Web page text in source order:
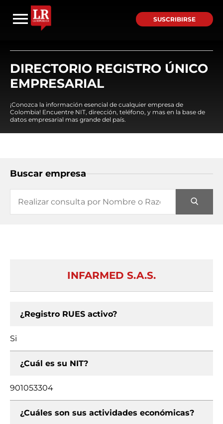
SUSCRIBIRSE
DIRECTORIO REGISTRO ÚNICO
EMPRESARIAL
¡Conozca la información esencial de cualquier empresa de
Colombia! Encuentre NIT, dirección, teléfono, y mas en la base de
datos empresarial mas grande del país.
Buscar empresa
INFARMED S.A.S.
¿Registro RUES activo?
Si
¿Cuál es su NIT?
901053304
¿Cuáles son sus actividades económicas?